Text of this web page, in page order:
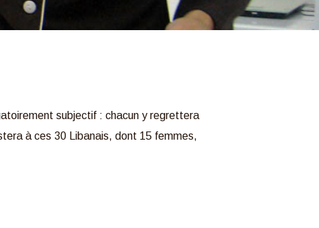
subjectif : chacun y regrettera
à ces 30 Libanais, dont 15 femmes,